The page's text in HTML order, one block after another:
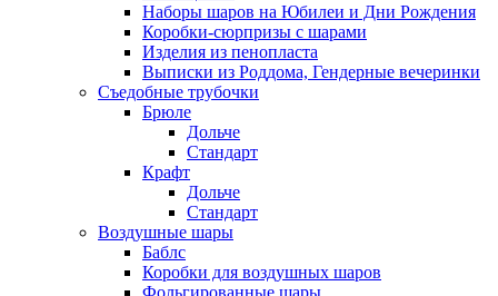
Наборы шаров на Юбилеи и Дни Рождения
Коробки-сюрпризы с шарами
Изделия из пенопласта
Выписки из Роддома, Гендерные вечеринки
Съедобные трубочки
Брюле
Дольче
Стандарт
Крафт
Дольче
Стандарт
Воздушные шары
Баблс
Коробки для воздушных шаров
Фольгированные шары